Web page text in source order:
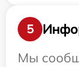
5
Мы